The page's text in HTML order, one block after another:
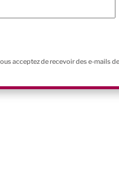
acceptez de recevoir des e-mails